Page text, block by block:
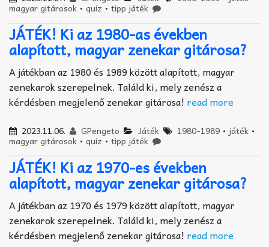
magyar gitárosok • quiz• tipp játék
JÁTÉK! Ki az 1980-as években
alapított, magyar zenekar gitárosa?
A játékban az 1980 és 1989 között alapított, magyar
zenekarok szerepelnek. Találd ki, mely zenész a
kérdésben megjelenő zenekar gitárosa! read more
2023.11.06. GPengeto Játék 1980-1989• játék•
magyar gitárosok • quiz • tipp játék
JÁTÉK! Ki az 1970-es években
alapított, magyar zenekar gitárosa?
A játékban az 1970 és 1979 között alapított, magyar
zenekarok szerepelnek. Találd ki, mely zenész a
kérdésben megjelenő zenekar gitárosa! read more